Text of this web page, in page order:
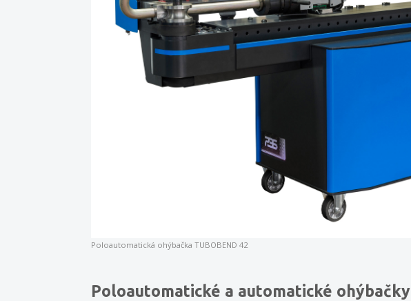
Poloautomatická ohýbačka TUBOBEND 42
Poloautomatické a automatické ohýbačky